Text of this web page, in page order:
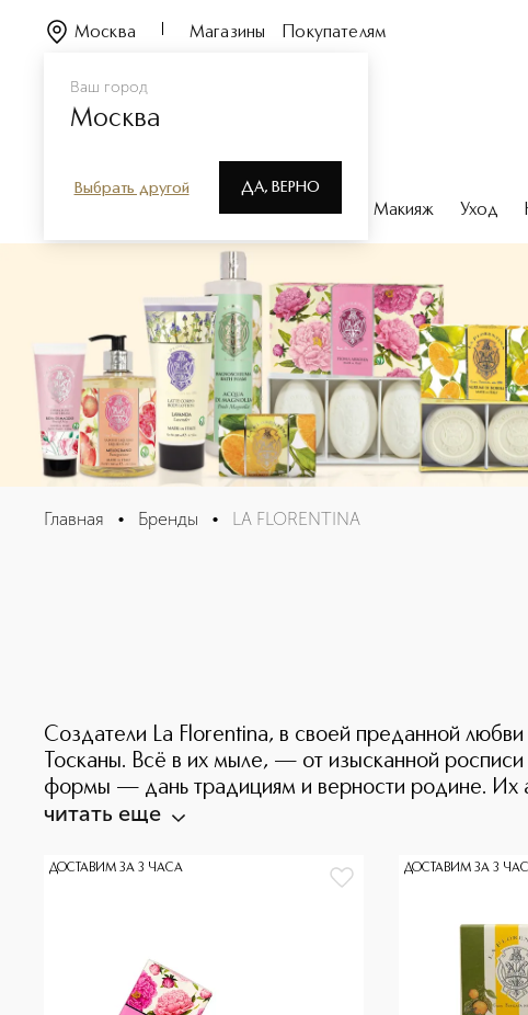
Ваш город
Москва
Выбрать другой ДА, ВЕРНО
Москва Магазины Покупателям
Парфюмерия Макияж Уход
LA FLORENTINA
Главная • Бренды • LA FLORENTINA
Создатели La Florentina, в своей преданной
Тосканы. Всё в их мыле, — от изысканной
формы — дань традициям и верности родине. Их
читать еще
ДОСТАВИМ ЗА 3 ЧАСА ДОСТАВИМ ЗА 3